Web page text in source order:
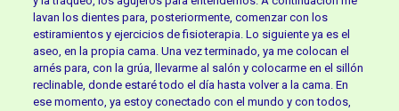
lavan los dientes para, posteriormente, comenzar con los
estiramientos y ejercicios de fisioterapia. Lo siguiente ya es el
aseo, en la propia cama. Una vez terminado, ya me colocan el
arnés para, con la grúa, llevarme al salón y colocarme en el sillón
reclinable, donde estaré todo el día hasta volver a la cama. En
ese momento, ya estoy conectado con el mundo y con todos,